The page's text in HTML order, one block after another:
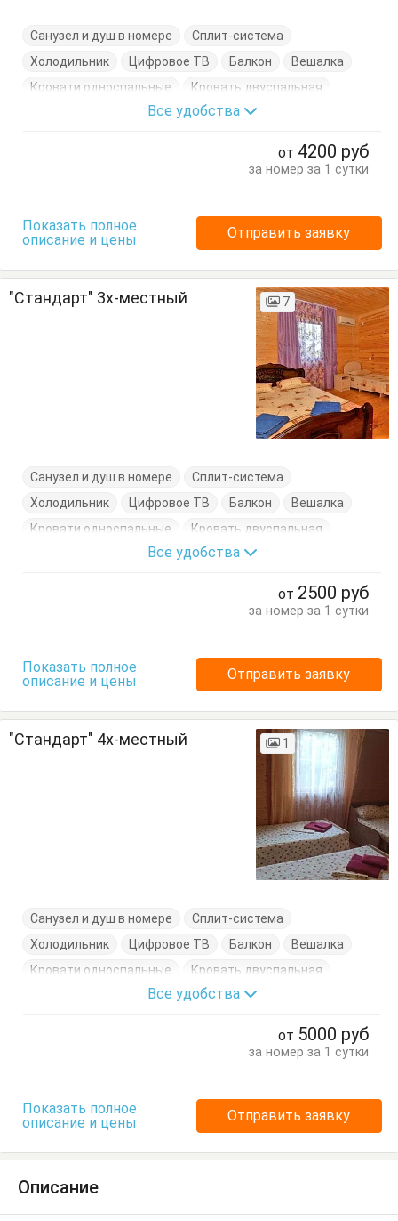
Санузел и душ в номере
Сплит-система
Холодильник
Цифровое ТВ Балкон
Вешалка
Кровати односпальные
Кровать двуспальная
Тумбочки Шкаф
Все удобства
от 4200 руб
за номер за 1 сутки
Показать полное
описание и цены
Отправить заявку
"Стандарт" 3х-местный 7
Санузел и душ в номере
Сплит-система
Холодильник
Цифровое ТВ Балкон
Вешалка
Кровати односпальные
Кровать двуспальная
Тумбочки Шкаф
Все удобства
от 2500 руб
за номер за 1 сутки
Показать полное
описание и цены
Отправить заявку
"Стандарт" 4х-местный 1
Санузел и душ в номере
Сплит-система
Холодильник
Цифровое ТВ Балкон
Вешалка
Кровати односпальные
Кровать двуспальная
Тумбочки Шкаф
Все удобства
от 5000 руб
за номер за 1 сутки
Показать полное
описание и цены
Отправить заявку
Описание